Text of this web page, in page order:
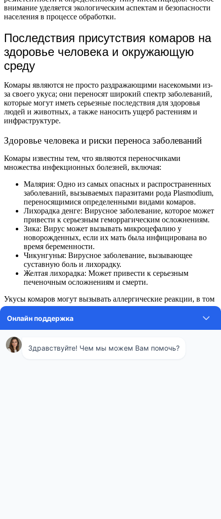
внимание уделяется экологическим аспектам и безопасности
населения в процессе обработки.
Последствия присутствия комаров на
здоровье человека и окружающую
среду
Комары являются не просто раздражающими насекомыми из-
за своего укуса; они переносят широкий спектр заболеваний,
которые могут иметь серьезные последствия для здоровья
людей и животных, а также наносить ущерб растениям и
инфраструктуре.
Здоровье человека и риски переноса заболеваний
Комары известны тем, что являются переносчиками
множества инфекционных болезней, включая:
Малярия: Одно из самых опасных и распространенных
заболеваний, вызываемых паразитами рода Plasmodium,
переносящимися определенными видами комаров.
Лихорадка денге: Вирусное заболевание, которое может
привести к серьезным геморрагическим осложнениям.
Зика: Вирус может вызывать микроцефалию у
новорожденных, если их мать была инфицирована во
время беременности.
Чикунгунья: Вирусное заболевание, вызывающее
суставную боль и лихорадку.
Желтая лихорадка: Может привести к серьезным
печеночным осложнениям и смерти.
Укусы комаров могут вызывать аллергические реакции, в том
числе крапивницу, отек и зуд, что снижает качество жизни
человека. Также присутствие комаров может нарушать сон и
Ущерб для растений и инфраструктуры